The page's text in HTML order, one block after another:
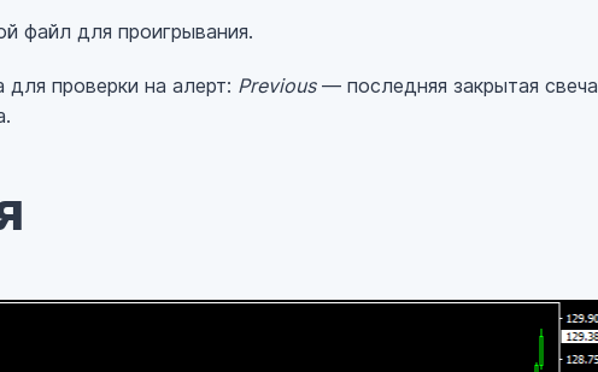
файл для проигрывания.
проверки на алерт: Previous— последняя закрытая свеча